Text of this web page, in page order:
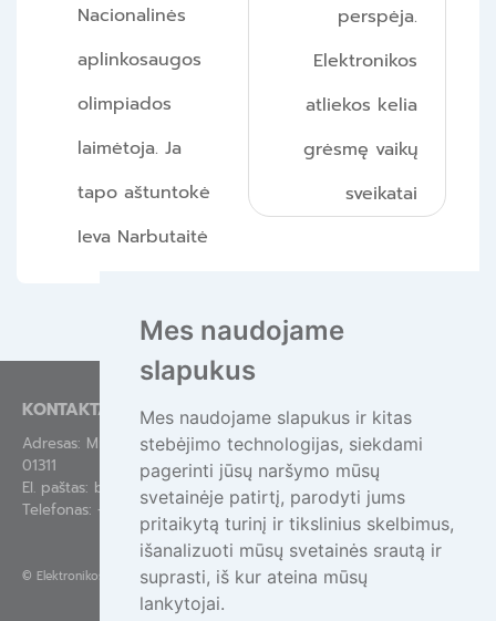
Mes naudojame
slapukus
Mes naudojame slapukus ir kitas
stebėjimo technologijas, siekdami
pagerinti jūsų naršymo mūsų
svetainėje patirtį, parodyti jums
pritaikytą turinį ir tikslinius skelbimus,
išanalizuoti mūsų svetainės srautą ir
suprasti, iš kur ateina mūsų
lankytojai.
įrašų
Nacionalinės
aplinkosaugos
olimpiados
laimėtoja. Ja
tapo aštuntokė
Ieva Narbutaitė
perspėja.
Elektronikos
atliekos kelia
grėsmę vaikų
sveikatai
KONTAKTAI
Adresas: Mindaugo g. 44-84, Vilnius LT-
01311
El. paštas: bendras@epa.lt
Telefonas: +370 695 55111
© Elektronikos atliekų tvarkymas